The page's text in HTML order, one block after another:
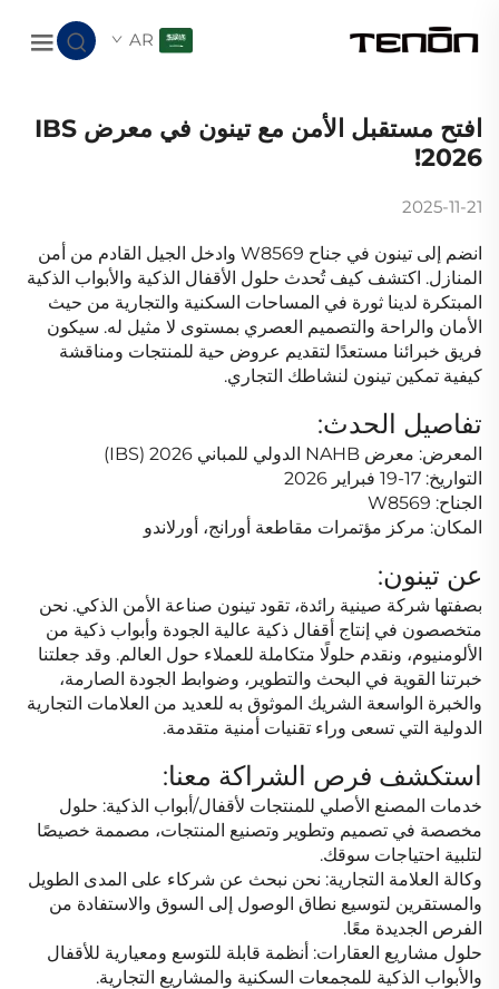
AR
افتح مستقبل الأمن مع تينون في معرض IBS
2026!
2025-11-21
انضم إلى تينون في جناح W8569 وادخل الجيل القادم من أمن
المنازل. اكتشف كيف تُحدث حلول الأقفال الذكية والأبواب الذكية
المبتكرة لدينا ثورة في المساحات السكنية والتجارية من حيث
الأمان والراحة والتصميم العصري بمستوى لا مثيل له. سيكون
فريق خبرائنا مستعدًا لتقديم عروض حية للمنتجات ومناقشة
كيفية تمكين تينون لنشاطك التجاري.
تفاصيل الحدث:
المعرض: معرض NAHB الدولي للمباني 2026 (IBS)
التواريخ: 17-19 فبراير 2026
الجناح: W8569
المكان: مركز مؤتمرات مقاطعة أورانج، أورلاندو
عن تينون:
بصفتها شركة صينية رائدة، تقود تينون صناعة الأمن الذكي. نحن
متخصصون في إنتاج أقفال ذكية عالية الجودة وأبواب ذكية من
الألومنيوم، ونقدم حلولًا متكاملة للعملاء حول العالم. وقد جعلتنا
خبرتنا القوية في البحث والتطوير، وضوابط الجودة الصارمة،
والخبرة الواسعة الشريك الموثوق به للعديد من العلامات التجارية
الدولية التي تسعى وراء تقنيات أمنية متقدمة.
استكشف فرص الشراكة معنا:
خدمات المصنع الأصلي للمنتجات لأقفال/أبواب الذكية: حلول
مخصصة في تصميم وتطوير وتصنيع المنتجات، مصممة خصيصًا
لتلبية احتياجات سوقك.
وكالة العلامة التجارية: نحن نبحث عن شركاء على المدى الطويل
والمستقرين لتوسيع نطاق الوصول إلى السوق والاستفادة من
الفرص الجديدة معًا.
حلول مشاريع العقارات: أنظمة قابلة للتوسع ومعيارية للأقفال
والأبواب الذكية للمجمعات السكنية والمشاريع التجارية.